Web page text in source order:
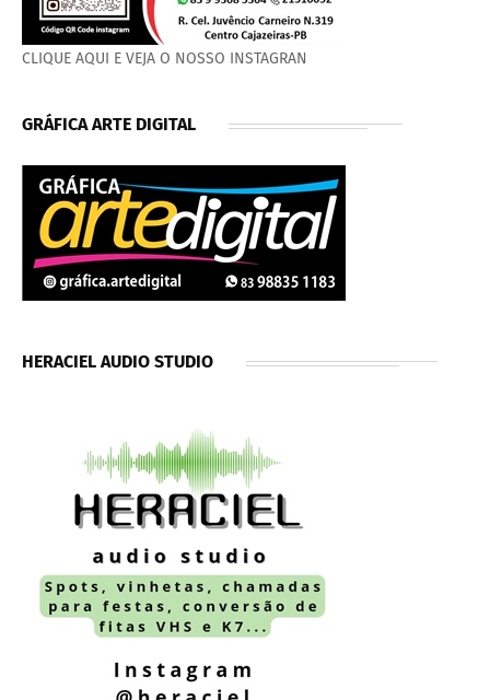
CLIQUE AQUI E VEJA O NOSSO INSTAGRAN
GRÁFICA ARTE DIGITAL
HERACIEL AUDIO STUDIO